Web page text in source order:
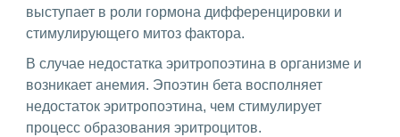
выступает в роли гормона дифференцировки и
стимулирующего митоз фактора.
В случае недостатка эритропоэтина в организме и
возникает анемия. Эпоэтин бета восполняет
недостаток эритропоэтина, чем стимулирует
процесс образования эритроцитов.